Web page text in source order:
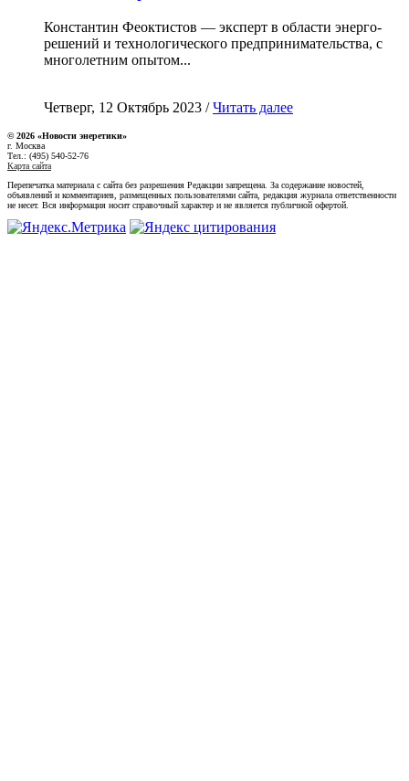
Константин Феоктистов — эксперт в области энерго-
решений и технологического предпринимательства, с
многолетним опытом...
Четверг, 12 Октябрь 2023 /Читать далее
© 2026 «Новости энеретики»
г. Москва
Тел.: (495) 540-52-76
Карта сайта
Перепечатка материала с сайта без разрешения Редакции запрещена. За содержание новостей,
объявлений и комментариев, размещенных пользователями сайта, редакция журнала ответственности
не несет. Вся информация носит справочный характер и не является публичной офертой.